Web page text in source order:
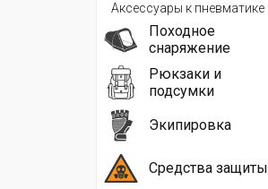
Аксессуары к пневматике
Походное
снаряжение
Рюкзаки и
подсумки
Экипировка
Средства защиты